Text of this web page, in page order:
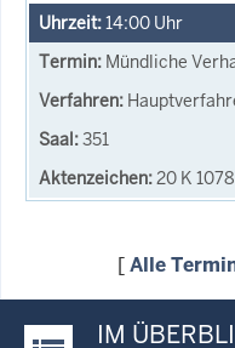
14:00 Uhr
Mündliche
351
20 K
[Alle
IM